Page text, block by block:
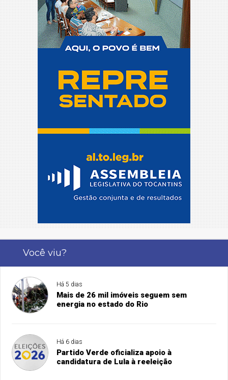
Você viu?
Há 5 dias
Mais de 26 mil imóveis seguem sem
energia no estado do Rio
Há 6 dias
Partido Verde oficializa apoio à
candidatura de Lula à reeleição